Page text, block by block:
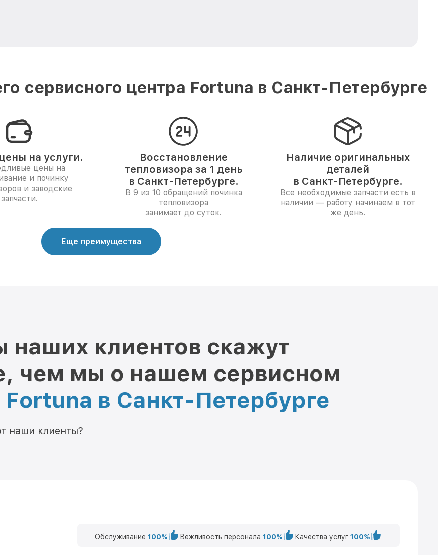
сервисного центра Fortuna в Санкт-Петербурге
на услуги.
цены на
и починку
и заводские
запчасти.
Восстановление
тепловизора за 1 день
в Санкт-Петербурге.
В 9 из 10 обращений починка
тепловизора
занимает до суток.
Наличие оригинальных
деталей
в Санкт-Петербурге.
Все необходимые запчасти есть в
наличии — работу начинаем в тот
же день.
Еще преимущества
наших клиентов скажут
чем мы о нашем сервисном
Fortuna в Санкт-Петербурге
наши клиенты?
Обслуживание 100% Вежливость персонала 100% Качества услуг 100%